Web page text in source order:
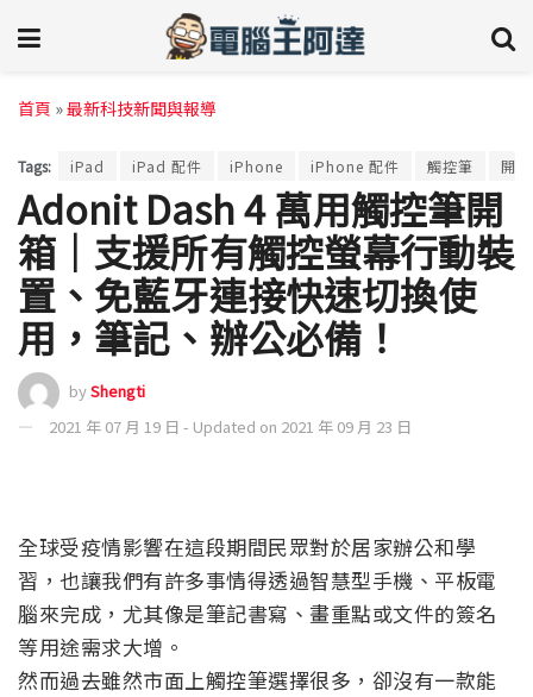
首頁 »最新科技新聞與報導
Tags: iPad iPad 配件 iPhone iPhone 配件 觸控筆 開箱
Adonit Dash 4 萬用觸控筆開
箱｜支援所有觸控螢幕行動裝
置、免藍牙連接快速切換使
用，筆記、辦公必備！
byShengti
2021 年 07 月 19 日 - Updated on 2021 年 09 月 23 日
全球受疫情影響在這段期間民眾對於居家辦公和學
習，也讓我們有許多事情得透過智慧型手機、平板電
腦來完成，尤其像是筆記書寫、畫重點或文件的簽名
等用途需求大增。
然而過去雖然市面上觸控筆選擇很多，卻沒有一款能